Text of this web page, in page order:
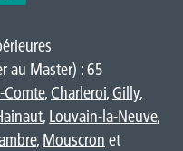
au Master) : 65
Comte, Charleroi, Gilly,
, Louvain-la-Neuve,
, Mouscron et